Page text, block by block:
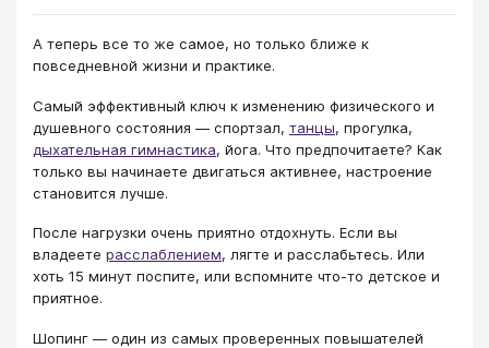
А теперь все то же самое, но только ближе к
повседневной жизни и практике.
Самый эффективный ключ к изменению физического и
душевного состояния — спортзал, танцы, прогулка,
дыхательная гимнастика, йога. Что предпочитаете? Как
только вы начинаете двигаться активнее, настроение
становится лучше.
После нагрузки очень приятно отдохнуть. Если вы
владеете расслаблением, лягте и расслабьтесь. Или
хоть 15 минут поспите, или вспомните что-то детское и
приятное.
Шопинг — один из самых проверенных повышателей